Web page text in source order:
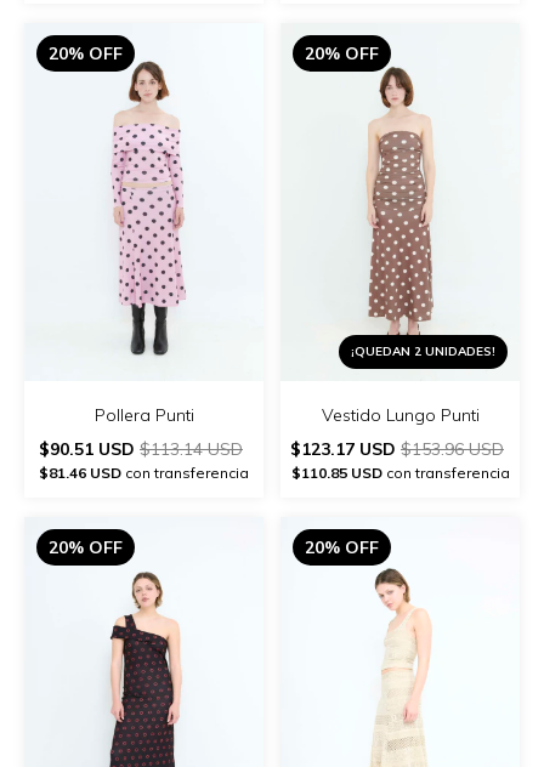
20% OFF
Pollera Punti
$90.51 USD $113.14 USD
$81.46 USD con transferencia
20% OFF
¡QUEDAN 2 UNIDADES!
Vestido Lungo Punti
$123.17 USD $153.96 USD
$110.85 USDcon transferencia
20% OFF 20% OFF